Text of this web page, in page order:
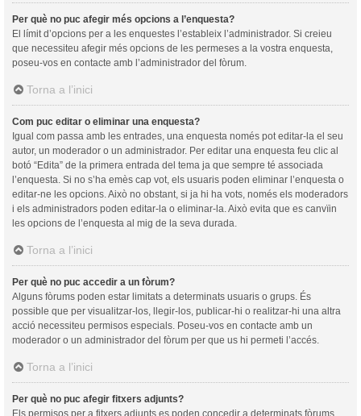
Per què no puc afegir més opcions a l’enquesta?
El límit d’opcions per a les enquestes l’estableix l’administrador. Si creieu
que necessiteu afegir més opcions de les permeses a la vostra enquesta,
poseu-vos en contacte amb l’administrador del fòrum.
Torna a l’inici
Com puc editar o eliminar una enquesta?
Igual com passa amb les entrades, una enquesta només pot editar-la el seu
autor, un moderador o un administrador. Per editar una enquesta feu clic al
botó “Edita” de la primera entrada del tema ja que sempre té associada
l’enquesta. Si no s’ha emès cap vot, els usuaris poden eliminar l’enquesta o
editar-ne les opcions. Això no obstant, si ja hi ha vots, només els moderadors
i els administradors poden editar-la o eliminar-la. Això evita que es canvïin
les opcions de l’enquesta al mig de la seva durada.
Torna a l’inici
Per què no puc accedir a un fòrum?
Alguns fòrums poden estar limitats a determinats usuaris o grups. És
possible que per visualitzar-los, llegir-los, publicar-hi o realitzar-hi una altra
acció necessiteu permisos especials. Poseu-vos en contacte amb un
moderador o un administrador del fòrum per que us hi permeti l’accés.
Torna a l’inici
Per què no puc afegir fitxers adjunts?
Els permisos per a fitxers adjunts es poden concedir a determinats fòrums,